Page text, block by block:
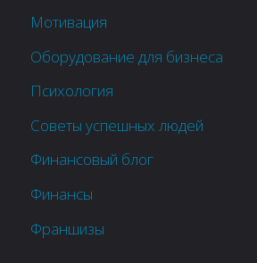
Мотивация
Оборудование для бизнеса
Психология
Советы успешных людей
Финансовый блог
Финансы
Франшизы